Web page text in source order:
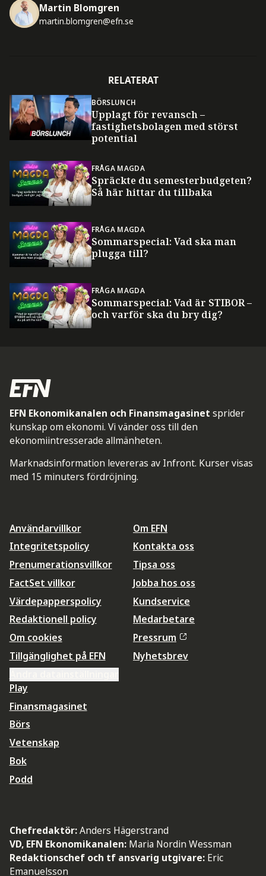
Martin Blomgren
martin.blomgren@efn.se
RELATERAT
BÖRSLUNCH
Upplagt för revansch –
fastighetsbolagen med störst
potential
FRÅGA MAGDA
Spräckte du semesterbudgeten?
Så här hittar du tillbaka
FRÅGA MAGDA
Sommarspecial: Vad ska man
plugga till?
FRÅGA MAGDA
Sommarspecial: Vad är STIBOR –
och varför ska du bry dig?
EFN Ekonomikanalen och Finansmagasinet sprider
kunskap om ekonomi. Vi vänder oss till den
ekonomiintresserade allmänheten.
Marknadsinformation levereras av Infront. Kurser visas
med 15 minuters fördröjning.
Användarvillkor
Integritetspolicy
Prenumerationsvillkor
FactSet villkor
Värdepapperspolicy
Redaktionell policy
Om cookies
Tillgänglighet på EFN
Om EFN
Kontakta oss
Tipsa oss
Jobba hos oss
Kundservice
Medarbetare
Pressrum
Nyhetsbrev
Play
Finansmagasinet
Börs
Vetenskap
Bok
Podd
Chefredaktör:Anders Hägerstrand
VD, EFN Ekonomikanalen: Maria Nordin Wessman
Redaktionschef och tf ansvarig utgivare: Eric
Emanuelsson